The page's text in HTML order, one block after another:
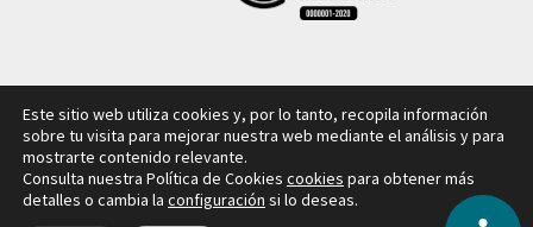
Copyright © Cuadrilla de Aiaraldea |Aviso legal y política
de privacidad
Este sitio web utiliza cookies y, por lo tanto, recopila información
sobre tu visita para mejorar nuestra web mediante el análisis y para
mostrarte contenido relevante.
Consulta nuestra Política de Cookies cookies para obtener más
detalles o cambia la configuración si lo deseas.